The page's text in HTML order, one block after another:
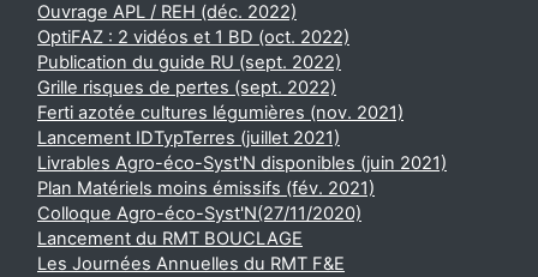
Ouvrage APL / REH (déc. 2022)
OptiFAZ : 2 vidéos et 1 BD (oct. 2022)
Publication du guide RU (sept. 2022)
Grille risques de pertes (sept. 2022)
Ferti azotée cultures légumières (nov. 2021)
Lancement IDTypTerres (juillet 2021)
Livrables Agro-éco-Syst'N disponibles (juin 2021)
Plan Matériels moins émissifs (fév. 2021)
Colloque Agro-éco-Syst'N(27/11/2020)
Lancement du RMT BOUCLAGE
Les Journées Annuelles du RMT F&E